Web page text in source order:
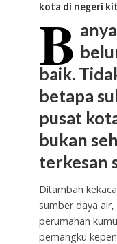
kota di negeri
B
baik.
betapa
pusat
bukan
terkesan
Ditambah
sumber daya
perumahan
pemangku